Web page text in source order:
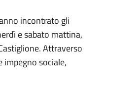
incontrato gli
e sabato mattina,
Attraverso
sociale,